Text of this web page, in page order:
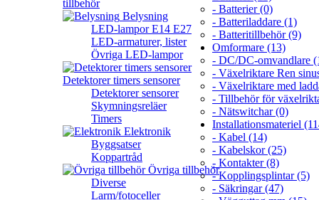
tillbehör
Belysning
LED-lampor E14 E27
LED-armaturer, lister
Övriga LED-lampor
Detektorer timers sensorer
Detektorer sensorer
Skymningsreläer
Timers
Elektronik
Byggsatser
Koppartråd
Övriga tillbehör
Diverse
Larm/fotoceller
- Batterier (0)
- Batteriladdare (1)
- Batteritillbehör (9)
Omformare (13)
- DC/DC-omvandlare
- Växelriktare Ren
- Växelriktare med
- Tillbehör för
- Nätswitchar (0)
Installationsmateriel
- Kabel (14)
- Kabelskor (25)
- Kontakter (8)
- Kopplingsplintar (5)
- Säkringar (47)